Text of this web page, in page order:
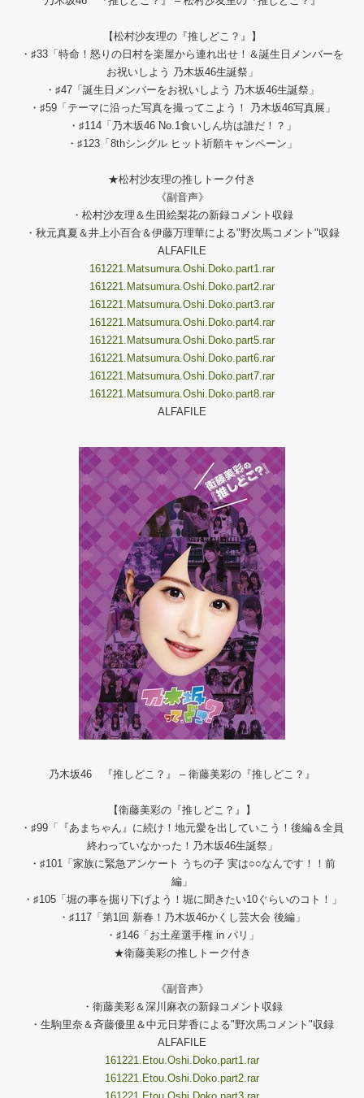
【松村沙友理の『推しどこ？』】
・♯33「特命！怒りの日村を楽屋から連れ出せ！＆誕生日メンバーを
お祝いしよう 乃木坂46生誕祭」
・♯47「誕生日メンバーをお祝いしよう 乃木坂46生誕祭」
・♯59「テーマに沿った写真を撮ってこよう！ 乃木坂46写真展」
・♯114「乃木坂46 No.1食いしん坊は誰だ！？」
・♯123「8thシングル ヒット祈願キャンペーン」
★松村沙友理の推しトーク付き
《副音声》
・松村沙友理＆生田絵梨花の新録コメント収録
・秋元真夏＆井上小百合＆伊藤万理華による"野次馬コメント"収録
ALFAFILE
161221.Matsumura.Oshi.Doko.part1.rar
161221.Matsumura.Oshi.Doko.part2.rar
161221.Matsumura.Oshi.Doko.part3.rar
161221.Matsumura.Oshi.Doko.part4.rar
161221.Matsumura.Oshi.Doko.part5.rar
161221.Matsumura.Oshi.Doko.part6.rar
161221.Matsumura.Oshi.Doko.part7.rar
161221.Matsumura.Oshi.Doko.part8.rar
ALFAFILE
乃木坂46 『推しどこ？』 – 衛藤美彩の『推しどこ？』
【衛藤美彩の『推しどこ？』】
・♯99「『あまちゃん』に続け！地元愛を出していこう！後編＆全員
終わっていなかった！乃木坂46生誕祭」
・♯101「家族に緊急アンケート うちの子 実は○○なんです！！前
編」
・♯105「堀の事を掘り下げよう！堀に聞きたい10ぐらいのコト！」
・♯117「第1回 新春！乃木坂46かくし芸大会 後編」
・♯146「お土産選手権 in パリ」
★衛藤美彩の推しトーク付き
《副音声》
・衛藤美彩＆深川麻衣の新録コメント収録
・生駒里奈＆斉藤優里＆中元日芽香による"野次馬コメント"収録
ALFAFILE
161221.Etou.Oshi.Doko.part1.rar
161221.Etou.Oshi.Doko.part2.rar